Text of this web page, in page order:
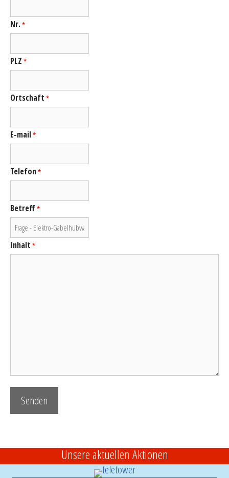
Nr. *
PLZ *
Ortschaft *
E-mail*
Telefon*
Betreff*
Inhalt *
Unsere aktuellen Aktionen